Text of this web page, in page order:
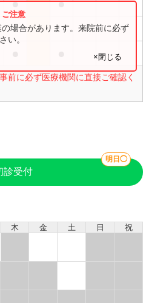
● ●
●
前に必ず医療機関に直接ご確認く
場合があります。来院前に必ず
い。
×閉じる
診受付
明日◯
木 金 土 日 祝